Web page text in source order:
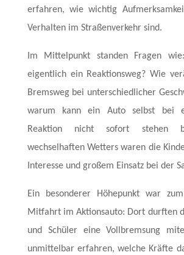
erfahren, wie wichtig
Verhalten im Straßenverkehr sind.
Im Mittelpunkt standen Fragen
eigentlich ein Reaktionsweg? Wie
Bremsweg bei unterschiedlicher
warum kann ein Auto selbst bei
Reaktion nicht sofort stehen
wechselhaften Wetters waren die
Interesse und großem Einsatz bei der
Ein besonderer Höhepunkt war
Mitfahrt im Aktionsauto: Dort durften
und Schüler eine Vollbremsung
unmittelbar erfahren, welche Kräfte